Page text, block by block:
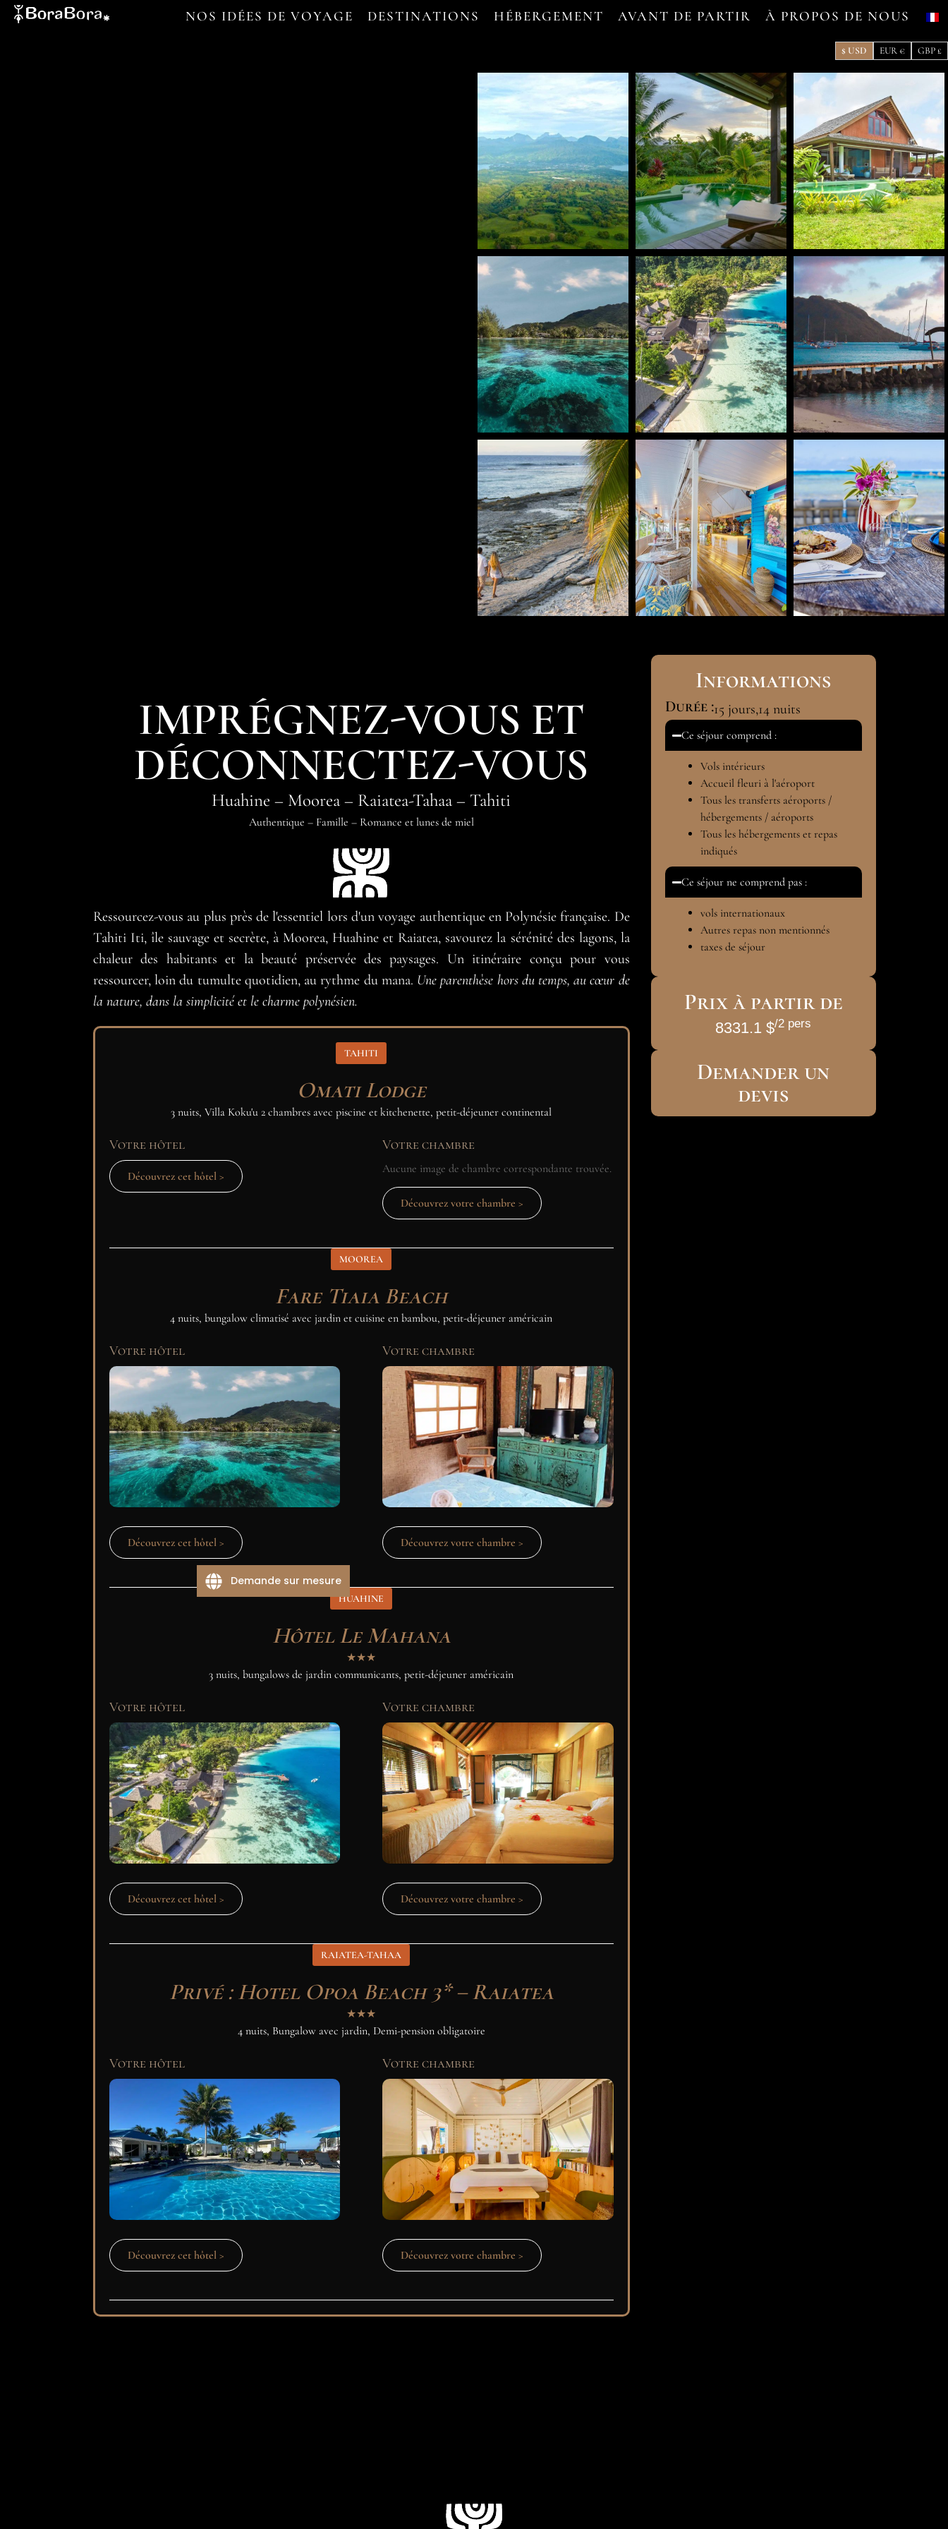
NOS IDÉES DE VOYAGE DESTINATIONS HÉBERGEMENT AVANT DE PARTIR À PROPOS DE NOUS
$ USD EUR € GBP £
Informations
Durée :15 jours,14nuits
Ce séjour comprend :
Vols intérieurs
Accueil fleuri à l'aéroport
Tous les transferts aéroports /
hébergements / aéroports
Tous les hébergements et repas
indiqués
Ce séjour ne comprend pas :
vols internationaux
Autres repas non mentionnés
taxes de séjour
Prix à partir de
8331.1 $/2 pers
Demander un
devis
IMPRÉGNEZ-VOUS ET
DÉCONNECTEZ-VOUS
Huahine – Moorea– Raiatea-Tahaa– Tahiti
Authentique – Famille – Romance et lunes de miel
Ressourcez-vous au plus près de l'essentiel lors d'un voyage authentique en Polynésie française. De
Tahiti Iti, île sauvage et secrète, à Moorea, Huahine et Raiatea, savourez la sérénité des lagons, la
chaleur des habitants et la beauté préservée des paysages. Un itinéraire conçu pour vous
ressourcer, loin du tumulte quotidien, au rythme du mana. Une parenthèse hors du temps, au cœur de
la nature, dans la simplicité et le charme polynésien.
TAHITI
Omati Lodge
3 nuits, Villa Koku'u 2 chambres avec piscine et kitchenette, petit-déjeuner continental
Votre hôtel
Découvrez cet hôtel >
Votre chambre
Aucune image de chambre correspondante trouvée.
Découvrez votre chambre >
MOOREA
Fare Tiaia Beach
4 nuits, bungalow climatisé avec jardin et cuisine en bambou, petit-déjeuner américain
Votre hôtel
Découvrez cet hôtel >
Votre chambre
Découvrez votre chambre >
HUAHINE
Hôtel Le Mahana
★★★
3 nuits, bungalows de jardin communicants, petit-déjeuner américain
Votre hôtel
Découvrez cet hôtel >
Votre chambre
Découvrez votre chambre >
RAIATEA-TAHAA
Privé : Hotel Opoa Beach 3* – Raiatea
★★★
4 nuits, Bungalow avec jardin, Demi-pension obligatoire
Votre hôtel
Découvrez cet hôtel >
Votre chambre
Découvrez votre chambre >
Demande sur mesure